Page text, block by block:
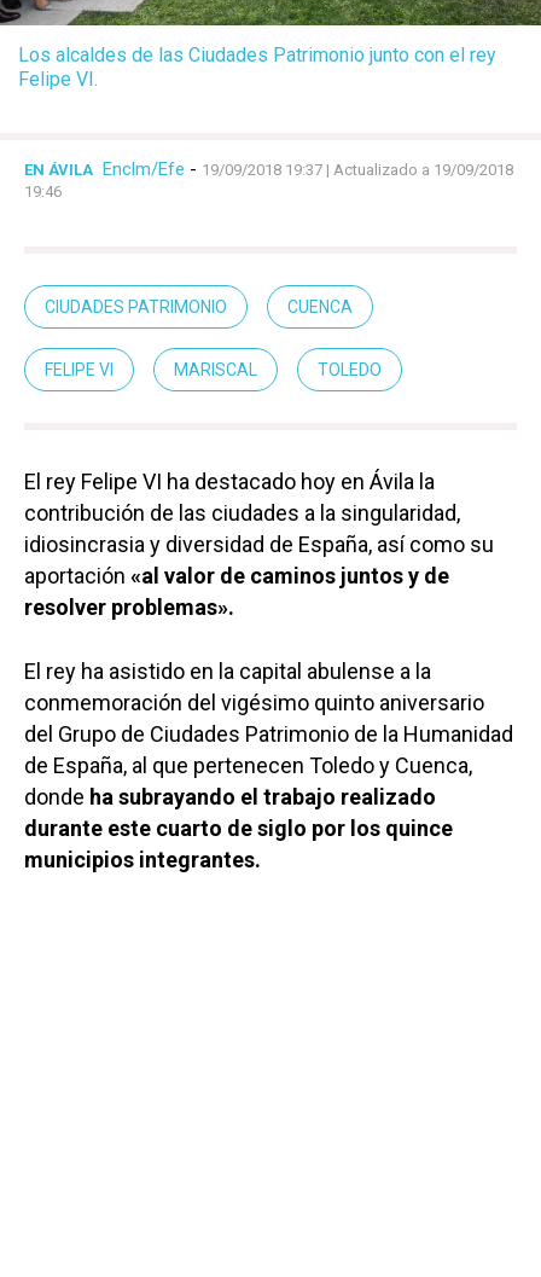
Los alcaldes de las Ciudades Patrimonio junto con el rey
Felipe VI.
EN ÁVILA Enclm/Efe - 19/09/2018 19:37 | Actualizado a 19/09/2018
19:46
CIUDADES PATRIMONIO CUENCA
FELIPE VI MARISCAL TOLEDO
El rey Felipe VI ha destacado hoy en Ávila la
contribución de las ciudades a la singularidad,
idiosincrasia y diversidad de España, así como su
aportación «al valor de caminos juntos y de
resolver problemas».
El rey ha asistido en la capital abulense a la
conmemoración del vigésimo quinto aniversario
del Grupo de Ciudades Patrimonio de la Humanidad
de España, al que pertenecen Toledo y Cuenca,
donde ha subrayando el trabajo realizado
durante este cuarto de siglo por los quince
municipios integrantes.